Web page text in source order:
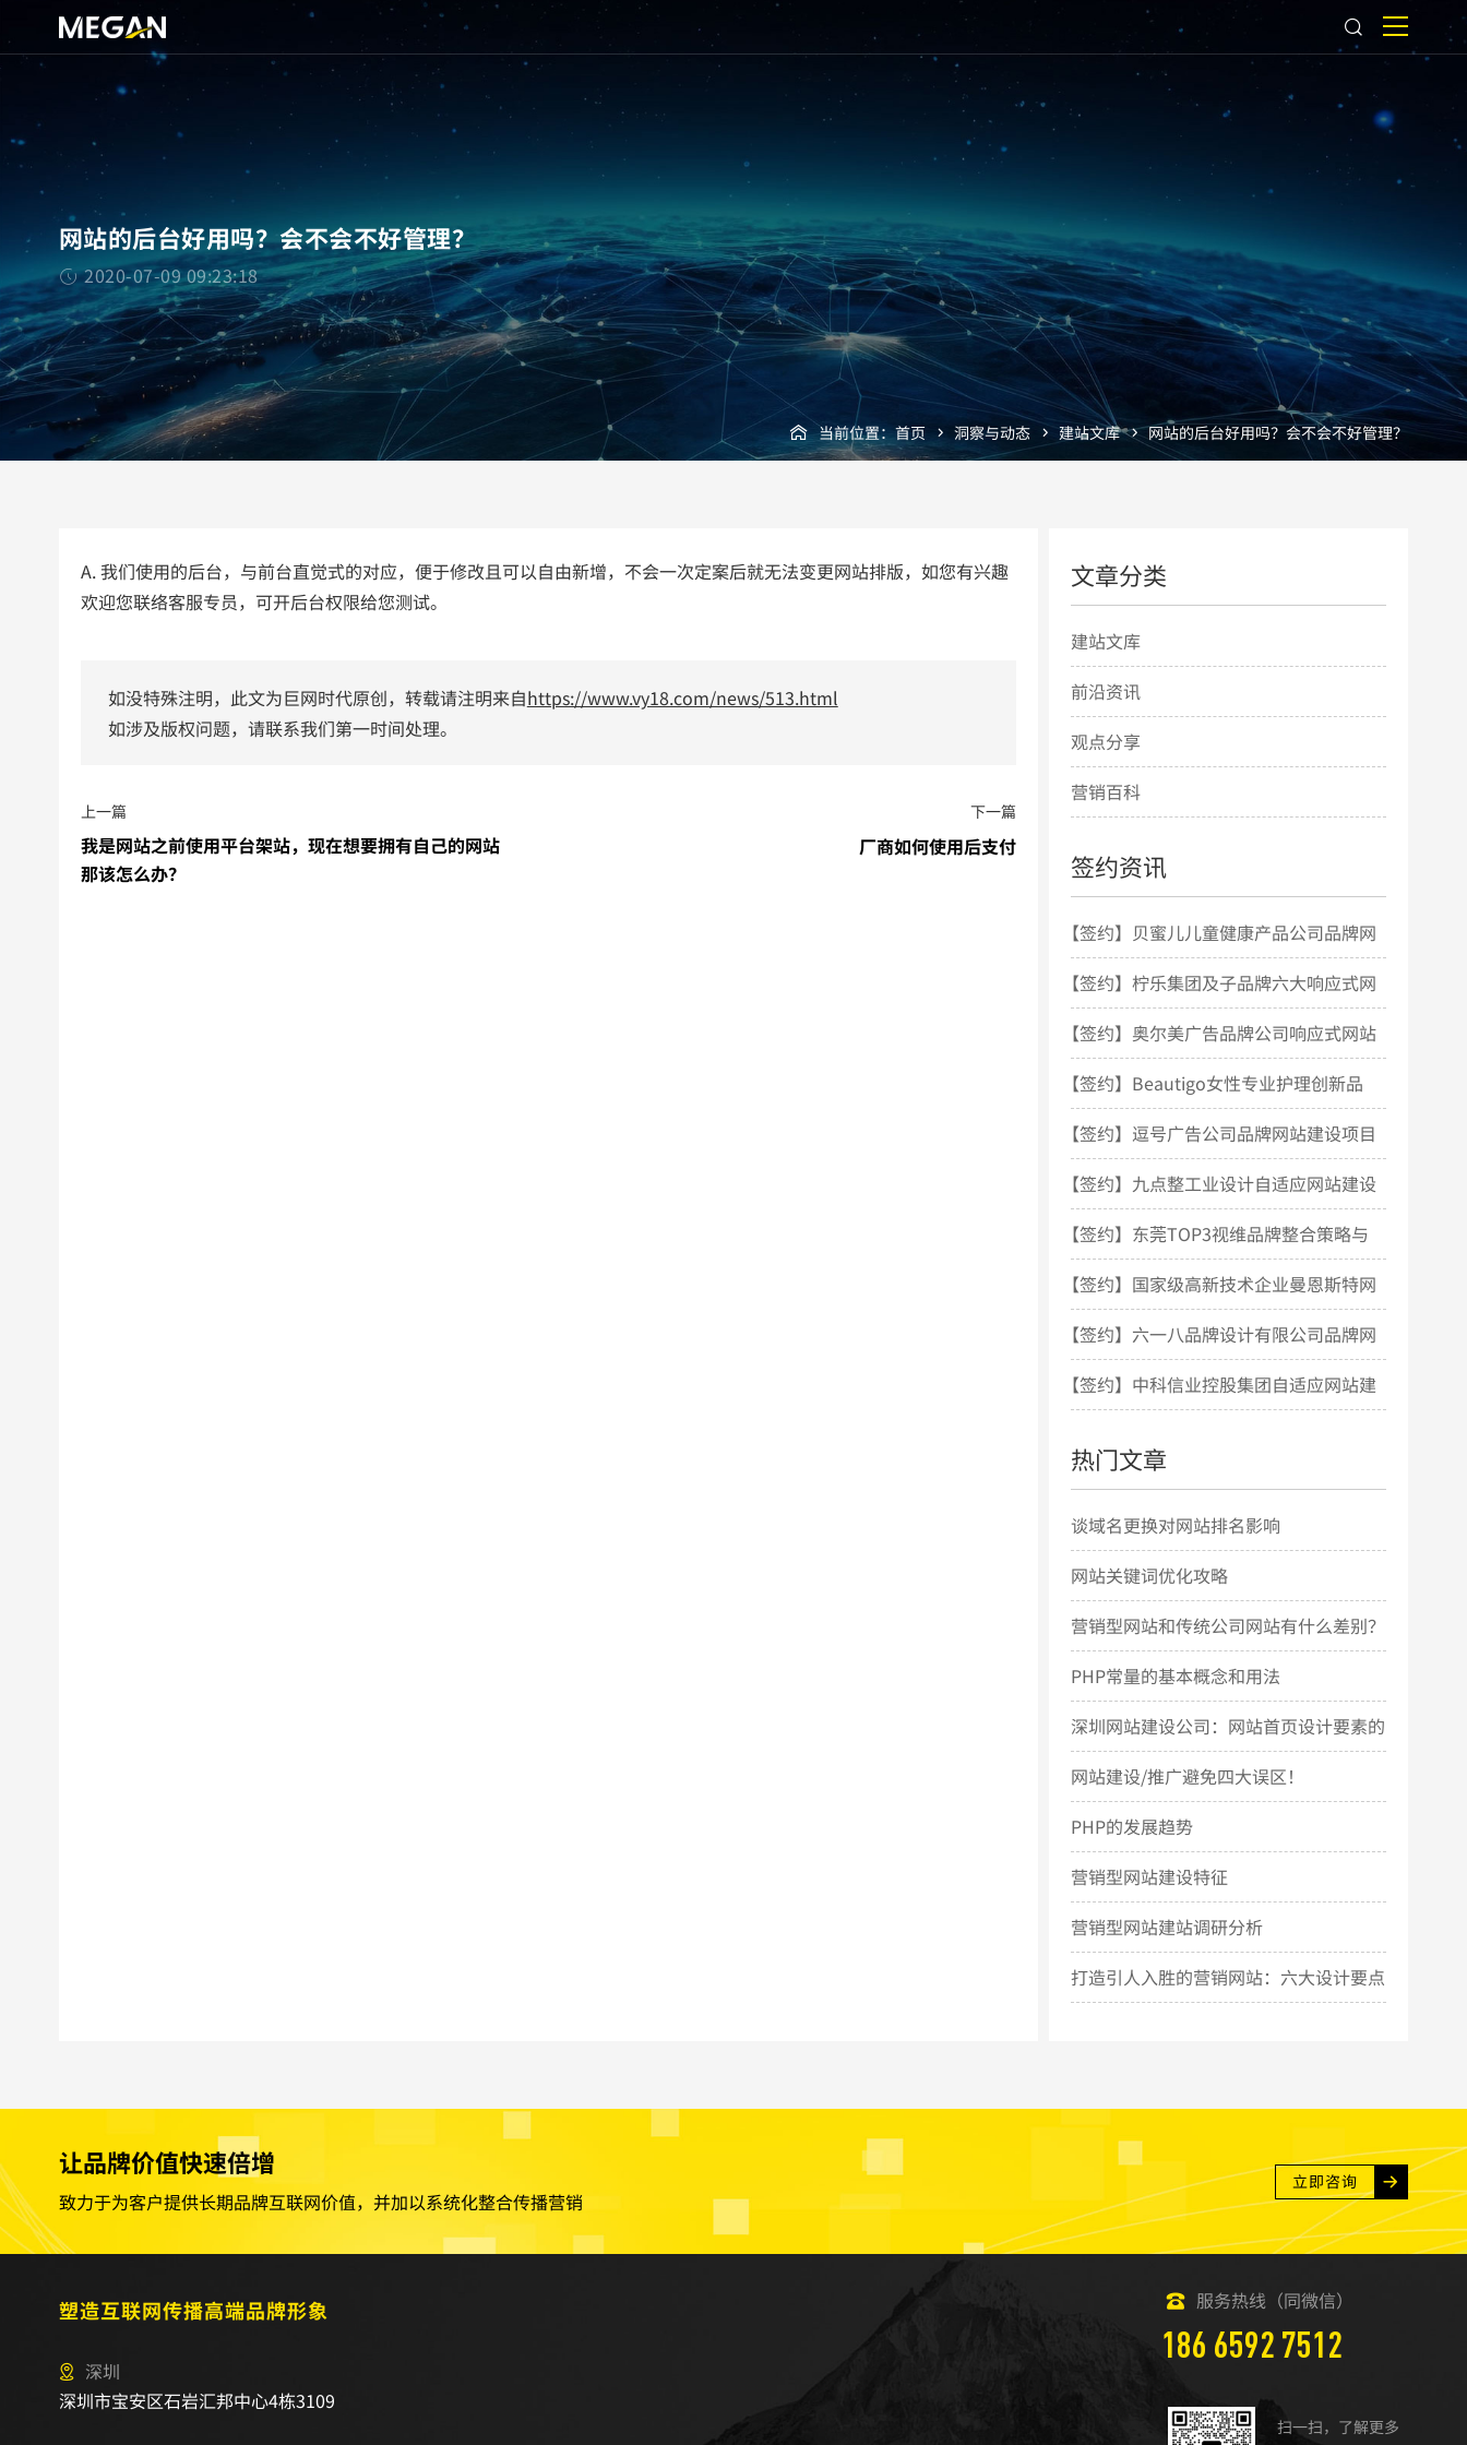
网站的后台好用吗？会不会不好管理？
2020-07-09 09:23:18
当前位置：首页 洞察与动态 建站文库 网站的后台好用吗？会不会不好管理？
A. 我们使用的后台，与前台直觉式的对应，便于修改且可以自由新增，不会一次定案后就无法变更网站排版，如您有兴趣
欢迎您联络客服专员，可开后台权限给您测试。
如没特殊注明，此文为巨网时代原创，转载请注明来自https://www.vy18.com/news/513.html
如涉及版权问题，请联系我们第一时间处理。
上一篇
我是网站之前使用平台架站，现在想要拥有自己的网站
那该怎么办？
下一篇
厂商如何使用后支付
文章分类
建站文库
前沿资讯
观点分享
营销百科
签约资讯
【签约】贝蜜儿儿童健康产品公司品牌网
站设计项目开发
【签约】柠乐集团及子品牌六大响应式网
站建设项目
【签约】奥尔美广告品牌公司响应式网站
建设项目
【签约】Beautigo女性专业护理创新品
牌网站建设项目
【签约】逗号广告公司品牌网站建设项目
【签约】九点整工业设计自适应网站建设
项目
【签约】东莞TOP3视维品牌整合策略与
设计机构网站建设
【签约】国家级高新技术企业曼恩斯特网
站建设项目
【签约】六一八品牌设计有限公司品牌网
站建设项目
【签约】中科信业控股集团自适应网站建
热门文章
谈域名更换对网站排名影响
网站关键词优化攻略
营销型网站和传统公司网站有什么差别？
PHP常量的基本概念和用法
深圳网站建设公司：网站首页设计要素的
几点简要说明
网站建设/推广避免四大误区！
PHP的发展趋势
营销型网站建设特征
营销型网站建站调研分析
打造引人入胜的营销网站：六大设计要点
让品牌价值快速倍增
致力于为客户提供长期品牌互联网价值，并加以系统化整合传播营销
立即咨询
塑造互联网传播高端品牌形象 服务热线（同微信）
186 6592 7512
深圳
深圳市宝安区石岩汇邦中心4栋3109
扫一扫，了解更多